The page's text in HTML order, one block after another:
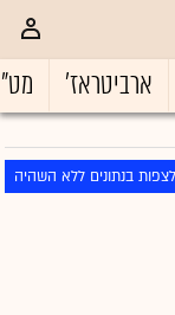
ארביטראז'
לצפות בנתונים ללא השהיה